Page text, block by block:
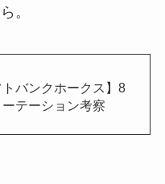
。
トバンクホークス】8
テーション考察